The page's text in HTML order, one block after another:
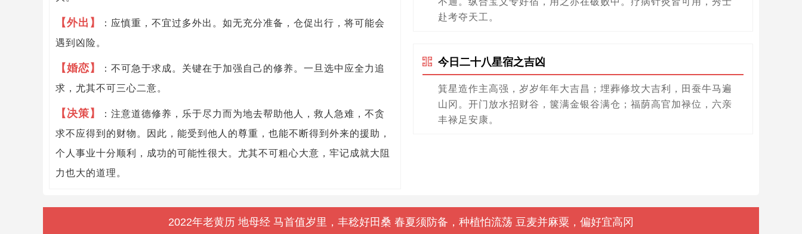
【外出】
：应慎重，不宜过多外出。如无充分准备，仓促出行，将可能会
遇到凶险。
【婚恋】
：不可急于求成。关键在于加强自己的修养。一旦选中应全力追
求，尤其不可三心二意。
【决策】
：注意道德修养，乐于尽力而为地去帮助他人，救人急难，不贪
求不应得到的财物。因此，能受到他人的尊重，也能不断得到外来的援助，
个人事业十分顺利，成功的可能性很大。尤其不可粗心大意，牢记成就大阻
力也大的道理。
赴考夺天工。
今日二十八星宿之吉凶
箕星造作主高强，岁岁年年大吉昌；埋葬修坟大吉利，田蚕牛马遍
山冈。开门放水招财谷，箧满金银谷满仓；福荫高官加禄位，六亲
丰禄足安康。
2022年老黄历 地母经 马首值岁里，丰稔好田桑 春夏须防备，种植怕流荡 豆麦并麻粟，偏好宜高冈